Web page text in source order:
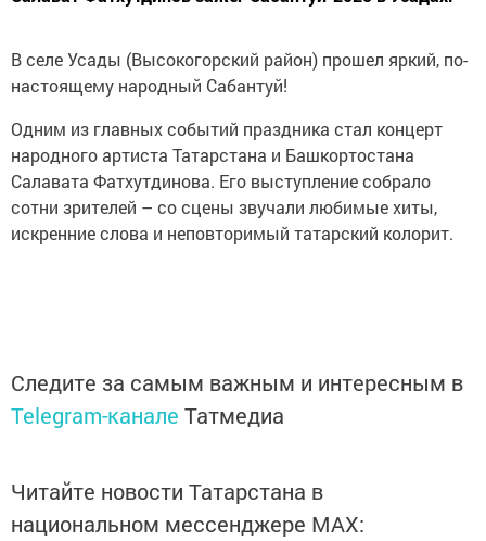
В селе Усады (Высокогорский район) прошел яркий, по-
настоящему народный Сабантуй!
Одним из главных событий праздника стал концерт
народного артиста Татарстана и Башкортостана
Салавата Фатхутдинова. Его выступление собрало
сотни зрителей – со сцены звучали любимые хиты,
искренние слова и неповторимый татарский колорит.
Следите за самым важным и интересным в
Telegram-канале Татмедиа
Читайте новости Татарстана в
национальном мессенджере MАХ: